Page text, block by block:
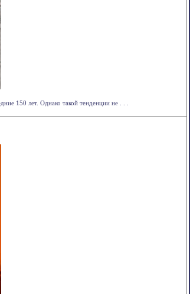
150 лет. Однако такой тенденции не . . .